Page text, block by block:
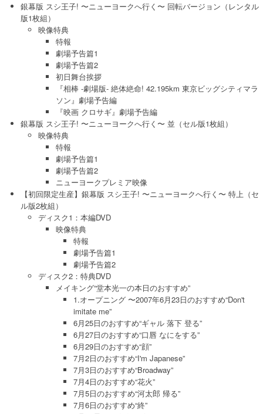
銀幕版 スシ王子! 〜ニューヨークへ行く〜 回転バージョン（レンタル
版1枚組）
映像特典
特報
劇場予告篇1
劇場予告篇2
初日舞台挨拶
『相棒 -劇場版- 絶体絶命! 42.195km 東京ビッグシティマラ
ソン』劇場予告編
『映画 クロサギ』劇場予告編
銀幕版 スシ王子! 〜ニューヨークへ行く〜 並（セル版1枚組）
映像特典
特報
劇場予告篇1
劇場予告篇2
ニューヨークプレミア映像
【初回限定生産】銀幕版 スシ王子! 〜ニューヨークへ行く〜 特上（セ
ル版2枚組）
ディスク1：本編DVD
映像特典
特報
劇場予告篇1
劇場予告篇2
ディスク2：特典DVD
メイキング“堂本光一の本日のおすすめ”
1.オープニング 〜2007年6月23日のおすすめ“Don't
imitate me”
6月25日のおすすめ“ギャル 落下 登る”
6月27日のおすすめ“口唇 なにをする”
6月29日のおすすめ“顔”
7月2日のおすすめ“I'm Japanese”
7月3日のおすすめ“Broadway”
7月4日のおすすめ“花火”
7月5日のおすすめ“河太郎 帰る”
7月6日のおすすめ“終”